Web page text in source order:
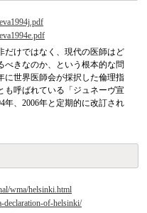
だけではなく、現代の医師はど
べきなのか、という根本的な問
に世界医師会が採択した倫理指
も呼ばれている「ジュネーヴ宣
年、2006年と定期的に改訂され
wma/helsinki.html
declaration-of-helsinki/